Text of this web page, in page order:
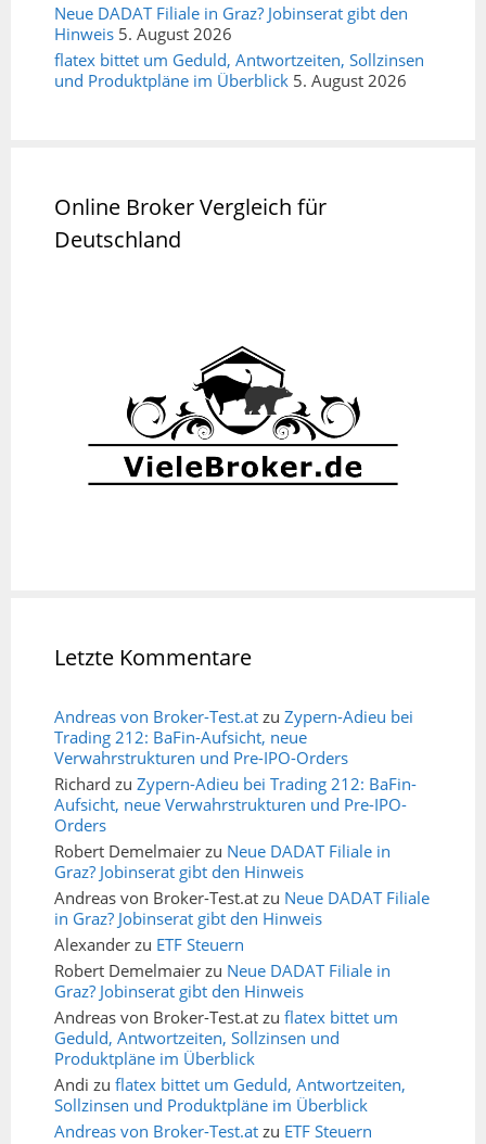
Neue DADAT Filiale in Graz? Jobinserat gibt den
Hinweis 5. August 2026
flatex bittet um Geduld, Antwortzeiten, Sollzinsen
und Produktpläne im Überblick 5. August 2026
Online Broker Vergleich für
Deutschland
Letzte Kommentare
Andreas von Broker-Test.at zu Zypern-Adieu bei
Trading 212: BaFin-Aufsicht, neue
Verwahrstrukturen und Pre-IPO-Orders
Richard zu Zypern-Adieu bei Trading 212: BaFin-
Aufsicht, neue Verwahrstrukturen und Pre-IPO-
Orders
Robert Demelmaier zu Neue DADAT Filiale in
Graz? Jobinserat gibt den Hinweis
Andreas von Broker-Test.at zu Neue DADAT Filiale
in Graz? Jobinserat gibt den Hinweis
Alexander zu ETF Steuern
Robert Demelmaier zu Neue DADAT Filiale in
Graz? Jobinserat gibt den Hinweis
Andreas von Broker-Test.at zu flatex bittet um
Geduld, Antwortzeiten, Sollzinsen und
Produktpläne im Überblick
Andi zu flatex bittet um Geduld, Antwortzeiten,
Sollzinsen und Produktpläne im Überblick
Andreas von Broker-Test.at zu ETF Steuern